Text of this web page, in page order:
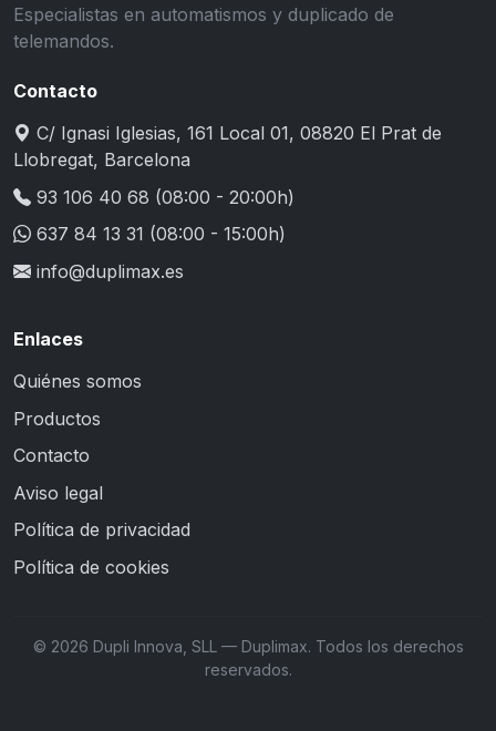
Especialistas en automatismos y duplicado de
telemandos.
Contacto
C/ Ignasi Iglesias, 161 Local 01, 08820 El Prat de
Llobregat, Barcelona
93 106 40 68 (08:00 - 20:00h)
637 84 13 31 (08:00 - 15:00h)
info@duplimax.es
Enlaces
Quiénes somos
Productos
Contacto
Aviso legal
Política de privacidad
Política de cookies
© 2026 Dupli Innova, SLL — Duplimax. Todos los derechos
reservados.